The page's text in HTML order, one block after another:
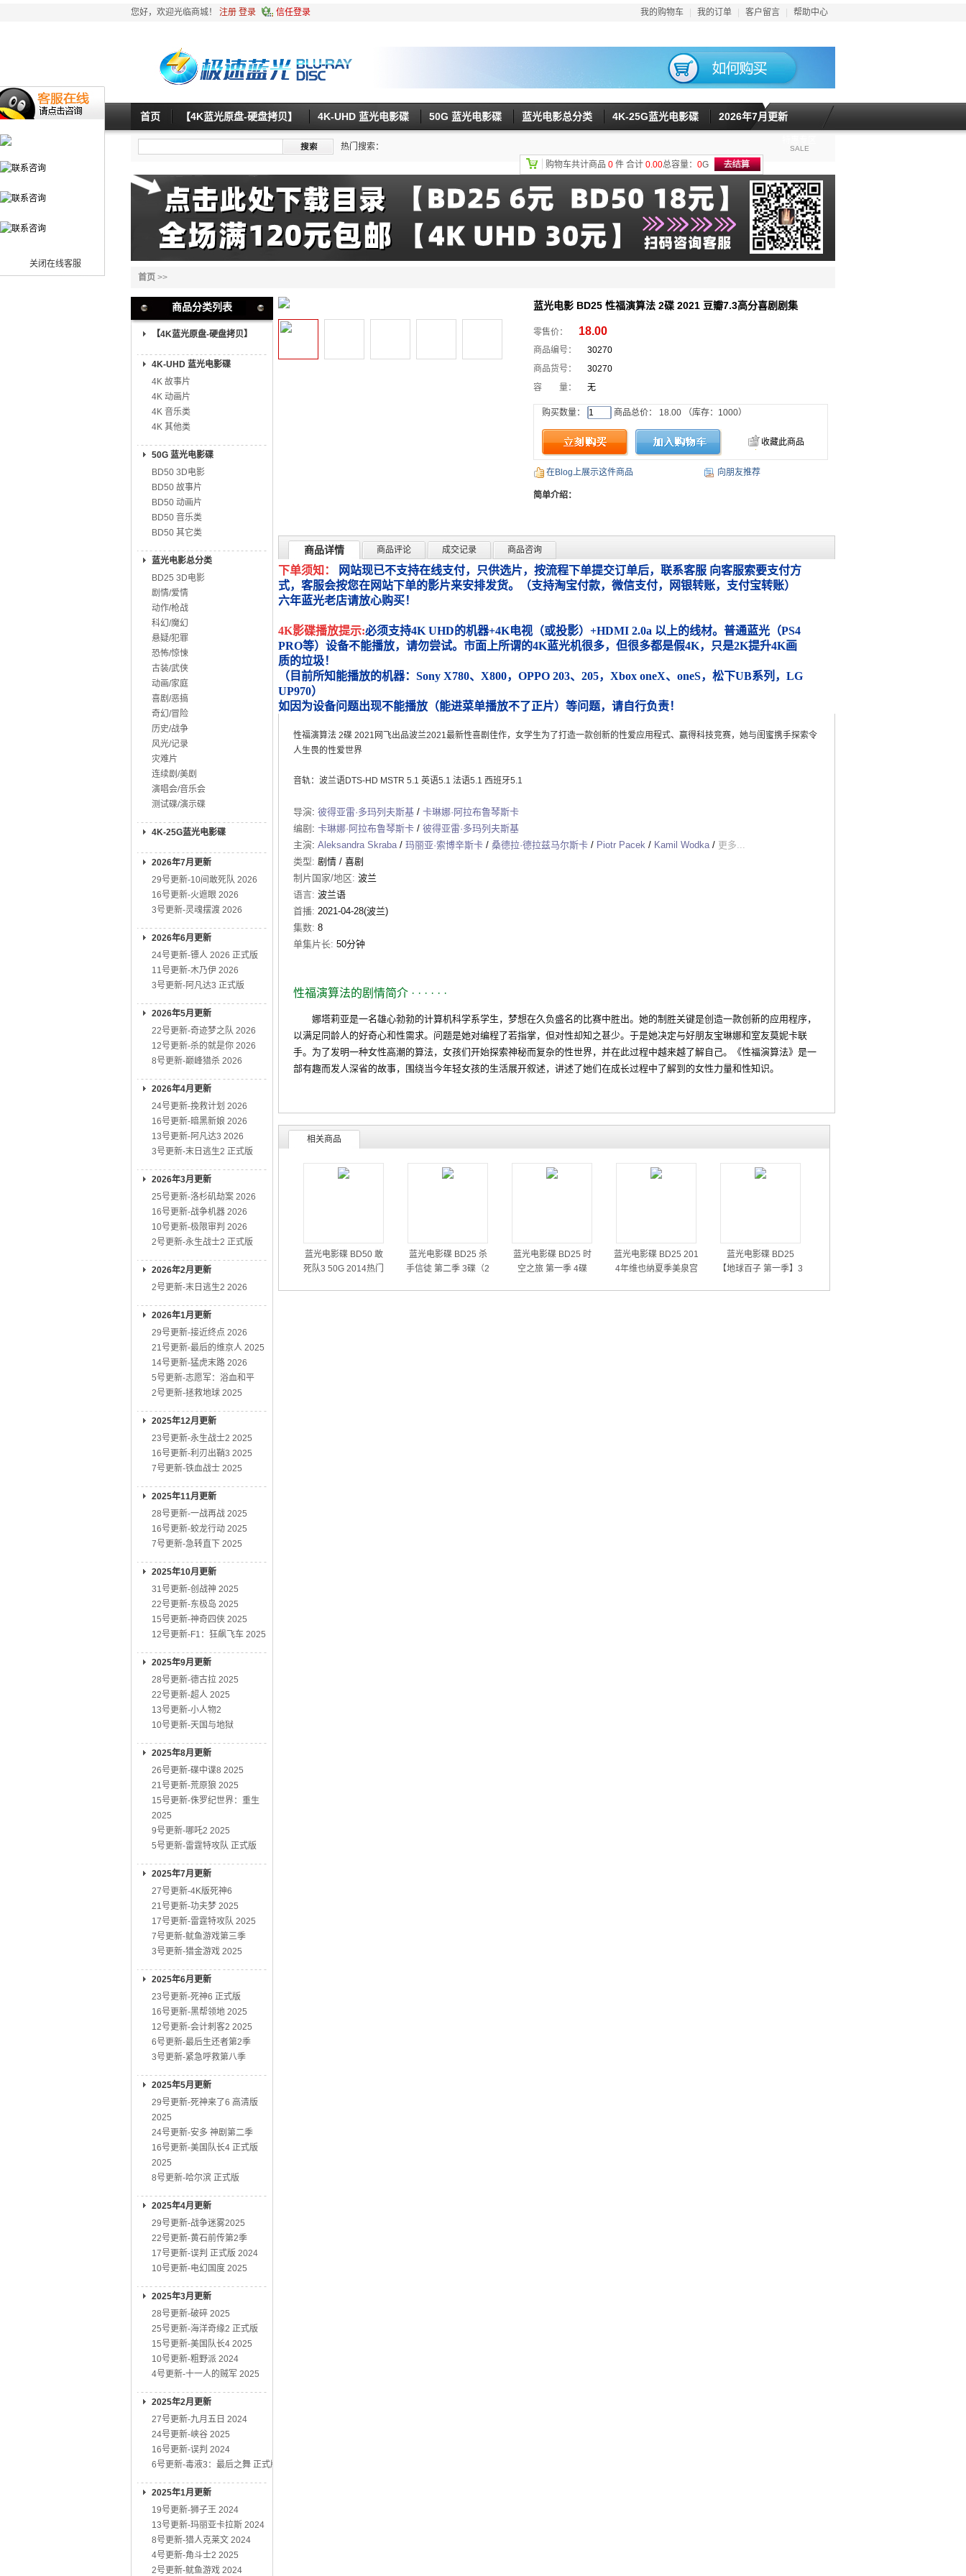
关闭在线客服
您好，欢迎光临商城！ 注册 登录 信任登录 我的购物车 我的订单 客户留言 帮助中心
首页 【4K蓝光原盘-硬盘拷贝】 4K-UHD 蓝光电影碟 50G 蓝光电影碟 蓝光电影总分类 4K-25G蓝光电影碟 2026年7月更新
SALE
热门搜索：
购物车共计商品 0 件 合计 0.00总容量： 0G
首页 >>
商品分类列表
【4K蓝光原盘-硬盘拷贝】
4K-UHD 蓝光电影碟
4K 故事片
4K 动画片
4K 音乐类
4K 其他类
50G 蓝光电影碟
BD50 3D电影
BD50 故事片
BD50 动画片
BD50 音乐类
BD50 其它类
蓝光电影总分类
BD25 3D电影
剧情/爱情
动作/枪战
科幻/魔幻
悬疑/犯罪
恐怖/惊悚
古装/武侠
动画/家庭
喜剧/恶搞
奇幻/冒险
历史/战争
风光/记录
灾难片
连续剧/美剧
演唱会/音乐会
测试碟/演示碟
4K-25G蓝光电影碟
2026年7月更新
29号更新-10间敢死队 2026
16号更新-火遮眼 2026
3号更新-灵魂摆渡 2026
2026年6月更新
24号更新-镖人 2026 正式版
11号更新-木乃伊 2026
3号更新-阿凡达3 正式版
2026年5月更新
22号更新-奇迹梦之队 2026
12号更新-杀的就是你 2026
8号更新-巅峰猎杀 2026
2026年4月更新
24号更新-挽救计划 2026
16号更新-暗黑新娘 2026
13号更新-阿凡达3 2026
3号更新-末日逃生2 正式版
2026年3月更新
25号更新-洛杉矶劫案 2026
16号更新-战争机器 2026
10号更新-极限审判 2026
2号更新-永生战士2 正式版
2026年2月更新
2号更新-末日逃生2 2026
2026年1月更新
29号更新-接近终点 2026
21号更新-最后的维京人 2025
14号更新-猛虎末路 2026
5号更新-志愿军：浴血和平
2号更新-拯救地球 2025
2025年12月更新
23号更新-永生战士2 2025
16号更新-利刃出鞘3 2025
7号更新-铁血战士 2025
2025年11月更新
28号更新-一战再战 2025
16号更新-蛟龙行动 2025
7号更新-急转直下 2025
2025年10月更新
31号更新-创战神 2025
22号更新-东极岛 2025
15号更新-神奇四侠 2025
12号更新-F1：狂飙飞车 2025
2025年9月更新
28号更新-德古拉 2025
22号更新-超人 2025
13号更新-小人物2
10号更新-天国与地狱
2025年8月更新
26号更新-碟中谍8 2025
21号更新-荒原狼 2025
15号更新-侏罗纪世界：重生
2025
9号更新-哪吒2 2025
5号更新-雷霆特攻队 正式版
2025年7月更新
27号更新-4K版死神6
21号更新-功夫梦 2025
17号更新-雷霆特攻队 2025
7号更新-鱿鱼游戏第三季
3号更新-猎金游戏 2025
2025年6月更新
23号更新-死神6 正式版
16号更新-黑帮领地 2025
12号更新-会计刺客2 2025
6号更新-最后生还者第2季
3号更新-紧急呼救第八季
2025年5月更新
29号更新-死神来了6 高清版
2025
24号更新-安多 神剧第二季
16号更新-美国队长4 正式版
2025
8号更新-哈尔滨 正式版
2025年4月更新
29号更新-战争迷雾2025
22号更新-黄石前传第2季
17号更新-误判 正式版 2024
10号更新-电幻国度 2025
2025年3月更新
28号更新-破碎 2025
25号更新-海洋奇缘2 正式版
15号更新-美国队长4 2025
10号更新-粗野派 2024
4号更新-十一人的贼军 2025
2025年2月更新
27号更新-九月五日 2024
24号更新-峡谷 2025
16号更新-误判 2024
6号更新-毒液3：最后之舞 正式版
2025年1月更新
19号更新-狮子王 2024
13号更新-玛丽亚卡拉斯 2024
8号更新-猎人克莱文 2024
4号更新-角斗士2 2025
2号更新-鱿鱼游戏 2024
蓝光电影 BD25 性福演算法 2碟 2021 豆瓣7.3高分喜剧剧集
零售价： 18.00
商品编号：
30270
商品货号：
30270
容 量：
无
购买数量： 商品总价： 18.00 （库存： 1000）
收藏此商品
在Blog上展示这件商品 向朋友推荐
简单介绍：
商品详情 商品评论 成交记录 商品咨询
下单须知：
网站现已不支持在线支付，只供选片，按流程下单提交订单后，联系客服 向客服索要支付方
式，客服会按您在网站下单的影片来安排发货。（支持淘宝付款，微信支付，网银转账，支付宝转账）
六年蓝光老店请放心购买！
4K影碟播放提示:必须支持4K UHD的机器+4K电视（或投影）+HDMI 2.0a 以上的线材。普通蓝光（PS4
PRO等）设备不能播放，请勿尝试。市面上所谓的4K蓝光机很多，但很多都是假4K，只是2K提升4K画
质的垃圾！
（目前所知能播放的机器：Sony X780、X800，OPPO 203、205，Xbox oneX、oneS，松下UB系列，LG
UP970）
如因为设备问题出现不能播放（能进菜单播放不了正片）等问题，请自行负责！
性福演算法 2碟 2021网飞出品波兰2021最新性喜剧佳作，女学生为了打造一款创新的性爱应用程式、赢得科技竞赛，她与闺蜜携手探索令
人生畏的性爱世界
音轨：波兰语DTS-HD MSTR 5.1 英语5.1 法语5.1 西班牙5.1
导演: 彼得亚雷·多玛列夫斯基 / 卡琳娜·阿拉布鲁琴斯卡
编剧 : 卡琳娜·阿拉布鲁琴斯卡 / 彼得亚雷·多玛列夫斯基
主演: Aleksandra Skraba / 玛丽亚·索博辛斯卡 / 桑德拉·德拉兹马尔斯卡 / Piotr Pacek / Kamil Wodka / 更多...
类型: 剧情 / 喜剧
制片国家/地区: 波兰
语言: 波兰语
首播: 2021-04-28(波兰)
集数: 8
单集片长: 50分钟
性福演算法的剧情简介 · · · · · ·
娜塔莉亚是一名雄心勃勃的计算机科学系学生，梦想在久负盛名的比赛中胜出。她的制胜关键是创造一款创新的应用程序，
以满足同龄人的好奇心和性需求。问题是她对编程了若指掌，但对性却知之甚少。于是她决定与好朋友宝琳娜和室友莫妮卡联
手。为了发明一种女性高潮的算法，女孩们开始探索神秘而复杂的性世界，并在此过程中越来越了解自己。《性福演算法》是一
部有趣而发人深省的故事，围绕当今年轻女孩的生活展开叙述，讲述了她们在成长过程中了解到的女性力量和性知识。
相关商品
蓝光电影碟 BD50 敢
死队3 50G 2014热门
蓝光电影碟 BD25 杀
手信徒 第二季 3碟（2
蓝光电影碟 BD25 时
空之旅 第一季 4碟
蓝光电影碟 BD25 201
4年维也纳夏季美泉宫
蓝光电影碟 BD25
【地球百子 第一季】3